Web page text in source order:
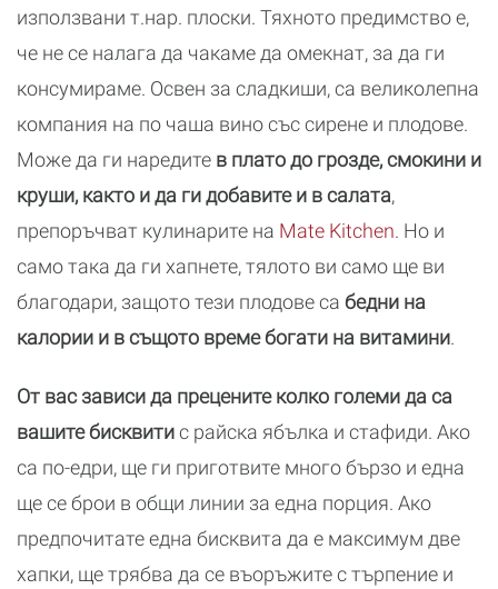
използвани т.нар. плоски. Тяхното предимство е,
че не се налага да чакаме да омекнат, за да ги
консумираме. Освен за сладкиши, са великолепна
компания на по чаша вино със сирене и плодове.
Може да ги наредите в плато до грозде, смокини и
круши, както и да ги добавите и в салата,
препоръчват кулинарите на Mate Kitchen. Но и
само така да ги хапнете, тялото ви само ще ви
благодари, защото тези плодове са бедни на
калории и в същото време богати на витамини.
От вас зависи да прецените колко големи да са
вашите бисквитис райска ябълка и стафиди. Ако
са по-едри, ще ги приготвите много бързо и една
ще се брои в общи линии за една порция. Ако
предпочитате една бисквита да е максимум две
хапки, ще трябва да се въоръжите с търпение и